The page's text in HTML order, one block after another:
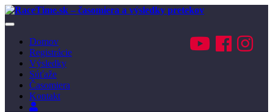
Toggle
navigationDomov
Registrácie
Výsledky
Súťaže
Časomiera
Kontakt
Prihlásenie